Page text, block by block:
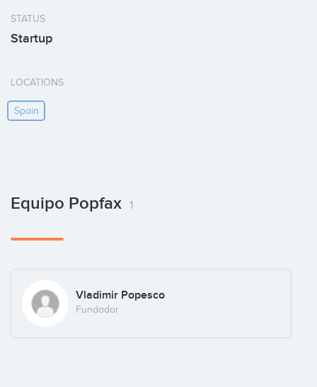
STATUS
Startup
LOCATIONS
Spain
Equipo Popfax 1
Vladimir Popesco
Fundador